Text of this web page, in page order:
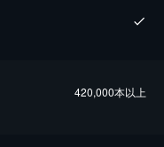
420,000本以上